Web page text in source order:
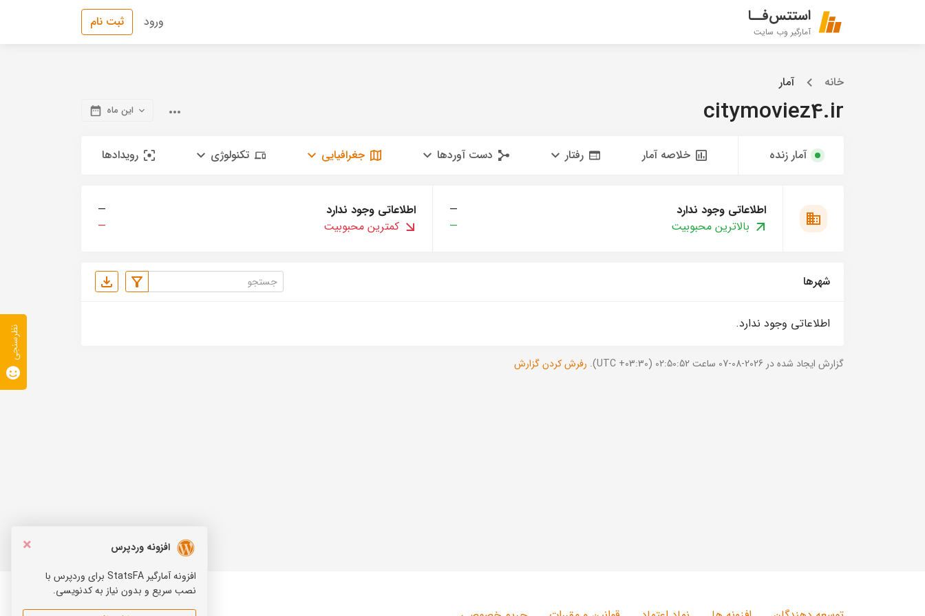
استتس‌فــا
آمارگیر وب سایت
ورود ثبت نام
خانه آمار
citymoviez4.ir این ماه
آمار زنده خلاصه آمار رفتار دست آوردها جغرافیایی تکنولوژی رویدادها
اطلاعاتی وجود ندارد
—
بالاترین محبوبیت
—
اطلاعاتی وجود ندارد
—
کمترین محبوبیت
—
شهرها
اطلاعاتی وجود ندارد.
گزارش ایجاد شده در 2026-08-07 ساعت 02:50:52 (UTC +03:30). رفرش کردن گزارش
×
افزونه وردپرس
افزونه آمارگیر StatsFA برای وردپرس با
نصب سریع و بدون نیاز به کدنویسی.
نظرسنجی